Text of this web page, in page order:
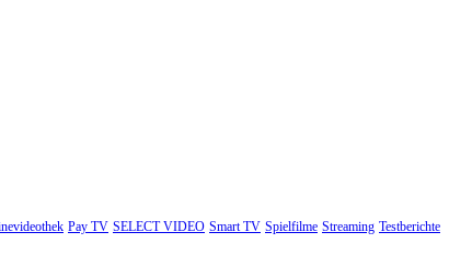
Pay TV SELECT VIDEO Smart TV Spielfilme Streaming Testberichte